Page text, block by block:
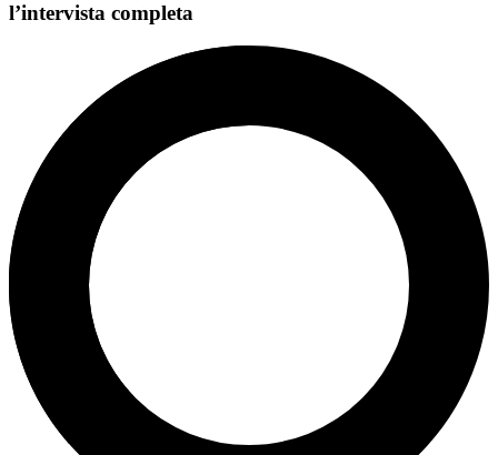
l’intervista completa